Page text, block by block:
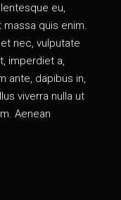
eu,
quis enim.
nec, vulputate
imperdiet a,
ante, dapibus in,
viverra nulla ut
Aenean